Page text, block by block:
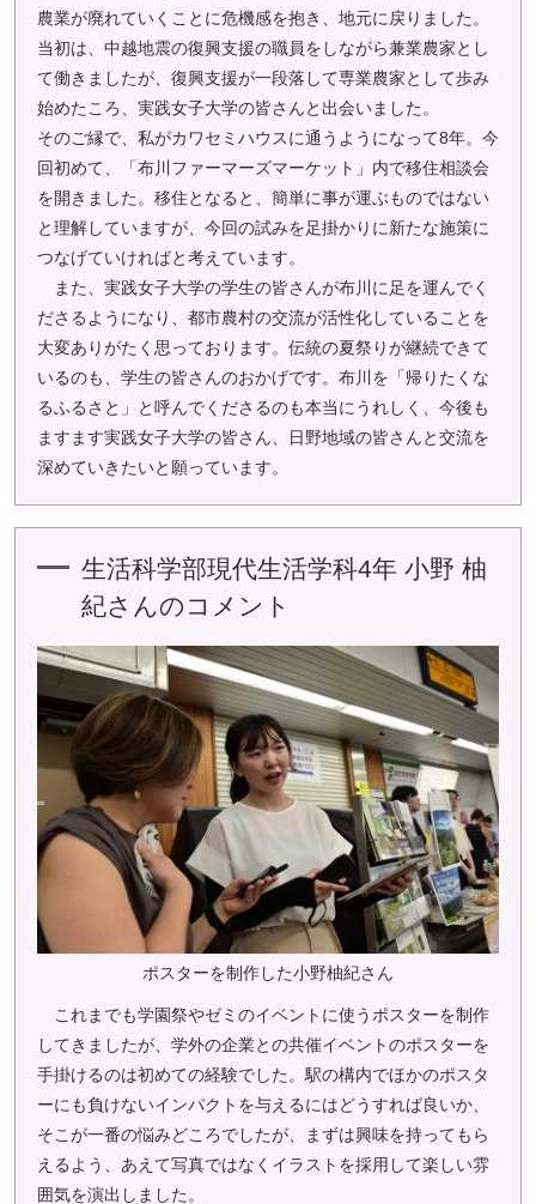
農業が廃れていくことに危機感を抱き、地元に戻りました。
当初は、中越地震の復興支援の職員をしながら兼業農家とし
て働きましたが、復興支援が一段落して専業農家として歩み
始めたころ、実践女子大学の皆さんと出会いました。
そのご縁で、私がカワセミハウスに通うようになって8年。今
回初めて、「布川ファーマーズマーケット」内で移住相談会
を開きました。移住となると、簡単に事が運ぶものではない
と理解していますが、今回の試みを足掛かりに新たな施策に
つなげていければと考えています。
また、実践女子大学の学生の皆さんが布川に足を運んでく
ださるようになり、都市農村の交流が活性化していることを
大変ありがたく思っております。伝統の夏祭りが継続できて
いるのも、学生の皆さんのおかげです。布川を「帰りたくな
るふるさと」と呼んでくださるのも本当にうれしく、今後も
ますます実践女子大学の皆さん、日野地域の皆さんと交流を
深めていきたいと願っています。
生活科学部現代生活学科4年 小野 柚
紀さんのコメント
ポスターを制作した小野柚紀さん
これまでも学園祭やゼミのイベントに使うポスターを制作
してきましたが、学外の企業との共催イベントのポスターを
手掛けるのは初めての経験でした。駅の構内でほかのポスタ
ーにも負けないインパクトを与えるにはどうすれば良いか、
そこが一番の悩みどころでしたが、まずは興味を持ってもら
えるよう、あえて写真ではなくイラストを採用して楽しい雰
囲気を演出しました。